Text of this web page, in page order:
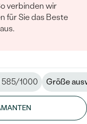
verbinden wir
für Sie das Beste
585/1000 Größe